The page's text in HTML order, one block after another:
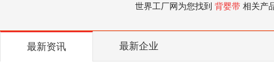
世界工厂网为您找到 背婴带 相关产
最新资讯 最新企业